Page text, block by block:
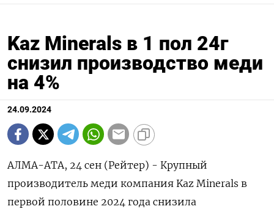
Kaz Minerals в 1 пол 24г
снизил производство меди
на 4%
24.09.2024
АЛМА-АТА, 24 сен (Рейтер) - Крупный
производитель меди компания Kaz Minerals в
первой половине 2024 года снизила